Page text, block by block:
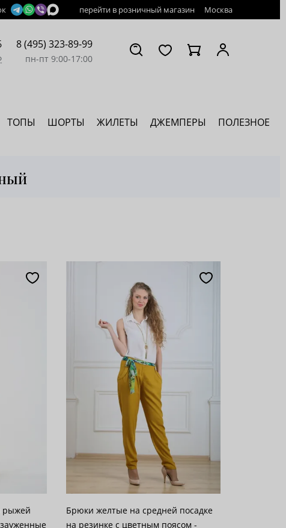
перейти в розничный магазин Москва
8 (495) 323-89-99
пн-пт 9:00-17:00
ТОПЫ ШОРТЫ ЖИЛЕТЫ ДЖЕМПЕРЫ ПОЛЕЗНОЕ
рыжей
Брюки желтые на средней посадке
на резинке с цветным поясом -